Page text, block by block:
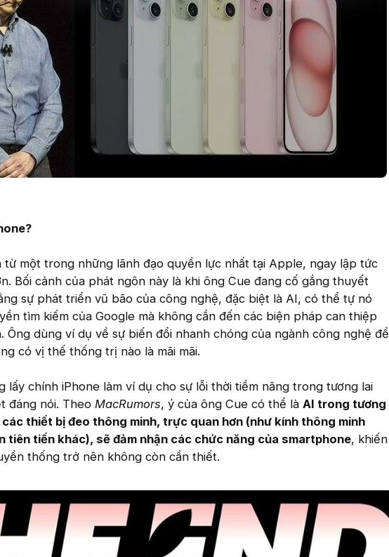
từ một trong những lãnh đạo quyền lực nhất tại Apple, ngay lập tức
Bối cảnh của phát ngôn này là khi ông Cue đang cố gắng thuyết
sự phát triển vũ bão của công nghệ, đặc biệt là AI, có thể tự nó
tìm kiếm của Google mà không cần đến các biện pháp can thiệp
Ông dùng ví dụ về sự biến đổi nhanh chóng của ngành công nghệ để
có vị thế thống trị nào là mãi mãi.
lấy chính iPhone làm ví dụ cho sự lỗi thời tiềm năng trong tương lai
đáng nói. Theo MacRumors, ý của ông Cue có thể là AI trong tương
thiết bị đeo thông minh, trực quan hơn (như kính thông minh
tiên tiến khác), sẽ đảm nhận các chức năng của smartphone, khiến
thống trở nên không còn cần thiết.